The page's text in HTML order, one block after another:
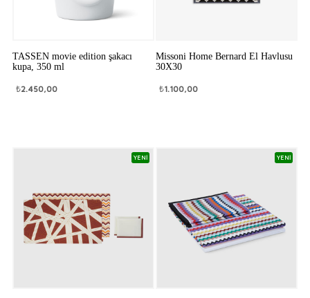
TASSEN movie edition şakacı
kupa, 350 ml
₺2.450,00
Missoni Home Bernard El Havlusu
30X30
₺1.100,00
YENİ YENİ